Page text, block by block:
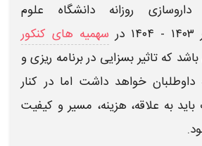
داروسازی روزانه دانشگاه علوم
در سهمیه های کنکور
که تاثیر بسزایی در برنامه ریزی و
خواهد داشت اما در کنار
به علاقه، هزینه، مسیر و کیفیت